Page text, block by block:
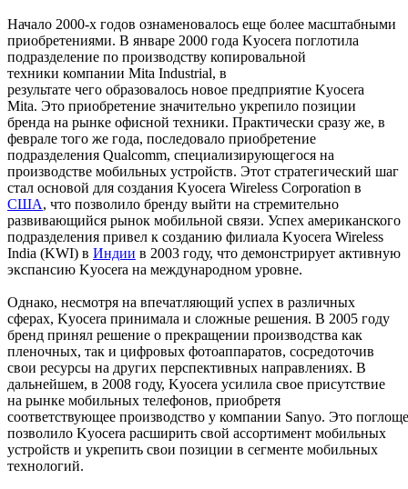
Начало 2000-х годов ознаменовалось еще более масштабными
приобретениями. В январе 2000 года Kyocera поглотила
подразделение по производству копировальной
техники компании Mita Industrial, в
результате чего образовалось новое предприятие Kyocera
Mita. Это приобретение значительно укрепило позиции
бренда на рынке офисной техники. Практически сразу же, в
феврале того же года, последовало приобретение
подразделения Qualcomm, специализирующегося на
производстве мобильных устройств. Этот стратегический шаг
стал основой для создания Kyocera Wireless Corporation в
США, что позволило бренду выйти на стремительно
развивающийся рынок мобильной связи. Успех американского
подразделения привел к созданию филиала Kyocera Wireless
India (KWI) в Индии в 2003 году, что демонстрирует активную
экспансию Kyocera на международном уровне.
Однако, несмотря на впечатляющий успех в различных
сферах, Kyocera принимала и сложные решения. В 2005 году
бренд принял решение о прекращении производства как
пленочных, так и цифровых фотоаппаратов, сосредоточив
свои ресурсы на других перспективных направлениях. В
дальнейшем, в 2008 году, Kyocera усилила свое присутствие
на рынке мобильных телефонов, приобретя
соответствующее производство у компании Sanyo. Это
позволило Kyocera расширить свой ассортимент мобильных
устройств и укрепить свои позиции в сегменте мобильных
технологий.